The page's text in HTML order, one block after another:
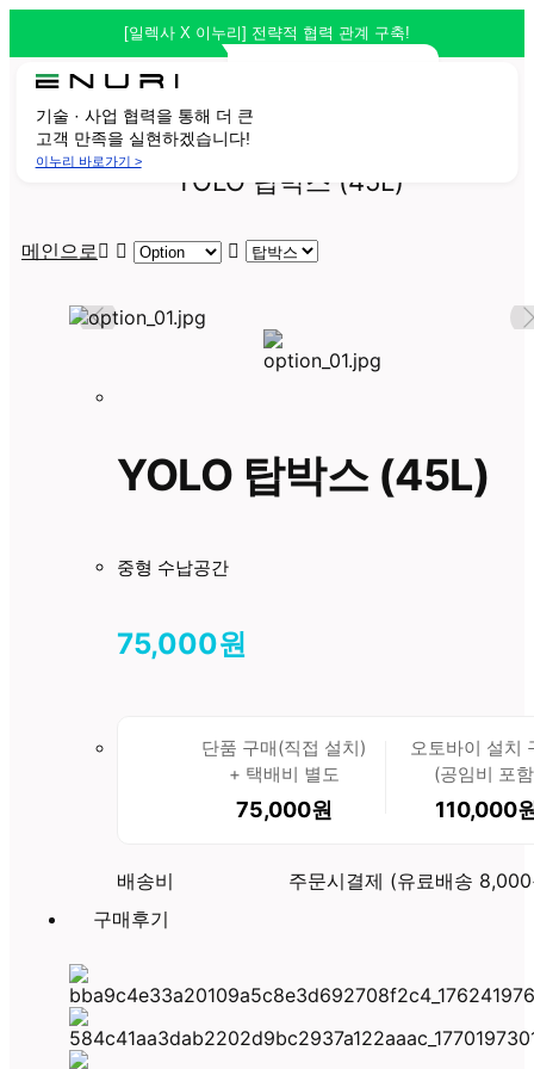
[일렉사 X 이누리] 전략적 협력 관계 구축!
기술 · 사업 협력을 통해 더 큰
고객 만족을 실현하겠습니다!
이누리 바로가기 >
YOLO 탑박스 (45L)
메인으로
YOLO 탑박스 (45L)
중형 수납공간
75,000원
단품 구매(직접 설치)
+ 택배비 별도
75,000원
오토바이 설치
(공임비 포
110,000
배송비
주문시결제 (유료배송
구매후기